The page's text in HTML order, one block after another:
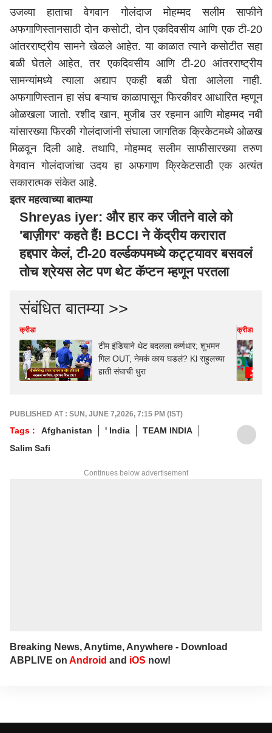
उजव्या हाताचा वेगवान गोलंदाज मोहम्मद सलीम साफीने
अफगाणिस्तानसाठी दोन कसोटी, दोन एकदिवसीय आणि एक टी-20
आंतरराष्ट्रीय सामने खेळले आहेत. या काळात त्याने कसोटीत सहा
बळी घेतले आहेत, तर एकदिवसीय आणि टी-20 आंतरराष्ट्रीय
सामन्यांमध्ये त्याला अद्याप एकही बळी घेता आलेला नाही.
अफगाणिस्तान हा संघ बऱ्याच काळापासून फिरकीवर आधारित म्हणून
ओळखला जातो. रशीद खान, मुजीब उर रहमान आणि मोहम्मद नबी
यांसारख्या फिरकी गोलंदाजांनी संघाला जागतिक क्रिकेटमध्ये ओळख
मिळवून दिली आहे. तथापि, मोहम्मद सलीम साफीसारख्या तरुण
वेगवान गोलंदाजांचा उदय हा अफगाण क्रिकेटसाठी एक अत्यंत
सकारात्मक संकेत आहे.
इतर महत्वाच्या बातम्या
Shreyas iyer: और हार कर जीतने वाले को
'बाज़ीगर' कहते हैं! BCCI ने केंद्रीय करारात
हद्दपार केलं, टी-20 वर्ल्डकपमध्ये कट्ट्यावर बसवलं
तोच श्रेयस लेट पण थेट कॅप्टन म्हणून परतला
संबंधित बातम्या >>
क्रीडा
टीम इंडियाने थेट बदलला कर्णधार; शुभमन
गिल OUT, नेमकं काय घडलं? Kl राहुलच्या
हाती संघाची धुरा
क्रीडा
PUBLISHED AT : SUN, JUNE 7,2026, 7:15 PM (IST)
Tags : Afghanistan ' India
TEAM INDIA
Salim Safi
Continues below advertisement
Breaking News, Anytime, Anywhere - Download
ABPLIVE on Android and iOS now!